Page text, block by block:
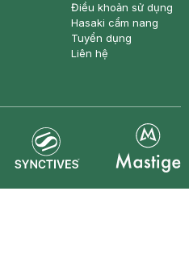
Điều khoản sử dụng
Hasaki cẩm nang
Tuyển dụng
Liên hệ